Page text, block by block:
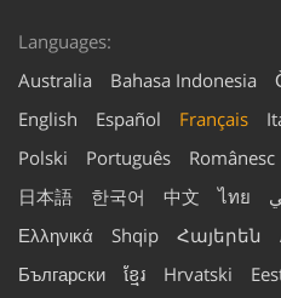
Languages:
Australia
Bahasa Indonesia
English
Español Français
Polski
Português Românesc
日本語
한국어 中文 ไทย
Ελληνικά
Shqip Հայերեն
Български
ខ្មែរ Hrvatski